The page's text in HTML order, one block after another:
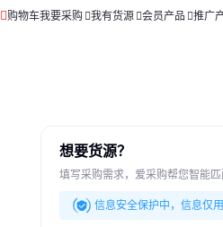
购物车我要采购 我有货源 会员产品 推广
想要货源？
填写采购需求，爱采购帮您智能
信息安全保护中，信息仅